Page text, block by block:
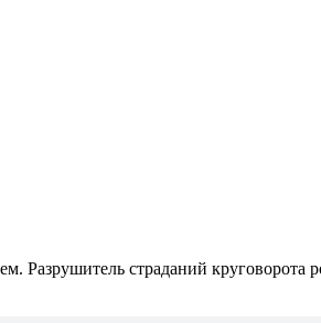
страданий круговорота